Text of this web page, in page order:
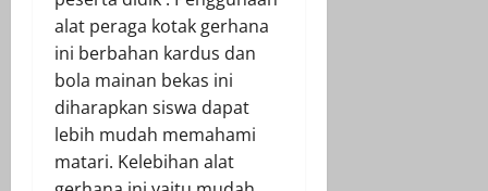
alat peraga kotak gerhana
ini berbahan kardus dan
bola mainan bekas ini
diharapkan siswa dapat
lebih mudah memahami
matari. Kelebihan alat